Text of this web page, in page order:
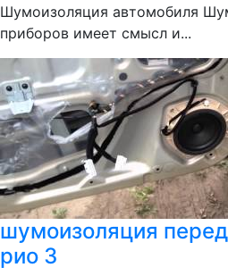
Шумоизоляция автомобиля
приборов имеет смысл и...
шумоизоляция
рио 3